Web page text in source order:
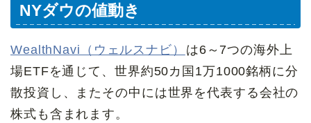
NYダウの値動き
WealthNavi（ウェルスナビ）
は6～7つの海外上
場ETFを通じて、世界約50カ国1万1000銘柄に分
散投資し、またその中には世界を代表する会社の
株式も含まれます。